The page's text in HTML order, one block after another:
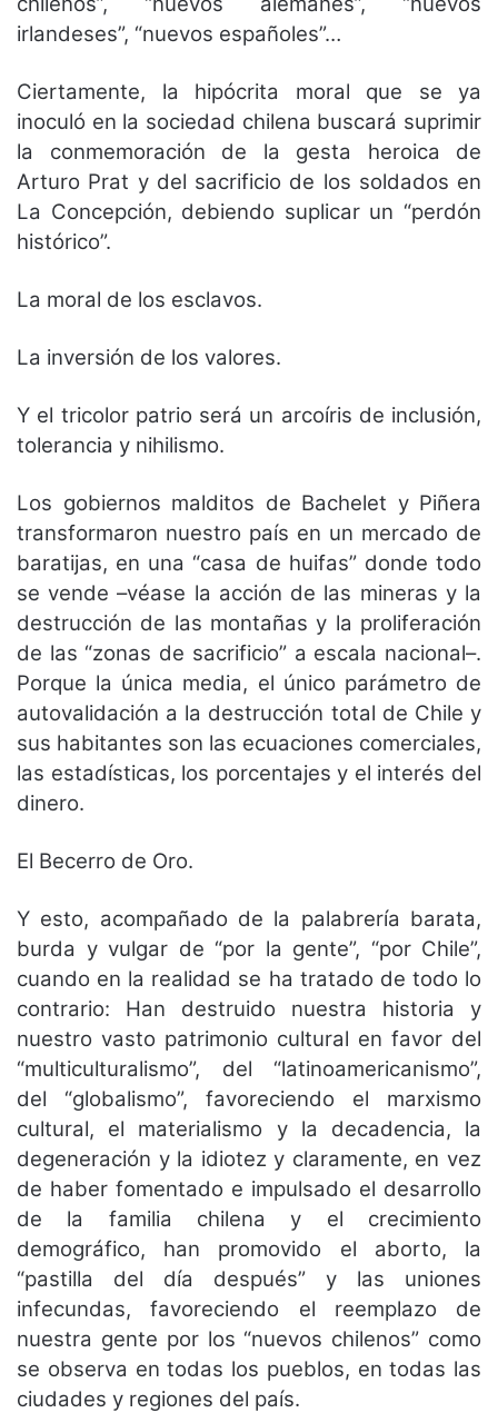
irlandeses”, “nuevos españoles”…
Ciertamente, la hipócrita moral que se ya
inoculó en la sociedad chilena buscará suprimir
la conmemoración de la gesta heroica de
Arturo Prat y del sacrificio de los soldados en
La Concepción, debiendo suplicar un “perdón
histórico”.
La moral de los esclavos.
La inversión de los valores.
Y el tricolor patrio será un arcoíris de inclusión,
tolerancia y nihilismo.
Los gobiernos malditos de Bachelet y Piñera
transformaron nuestro país en un mercado de
baratijas, en una “casa de huifas” donde todo
se vende –véase la acción de las mineras y la
destrucción de las montañas y la proliferación
de las “zonas de sacrificio” a escala nacional–.
Porque la única media, el único parámetro de
autovalidación a la destrucción total de Chile y
sus habitantes son las ecuaciones comerciales,
las estadísticas, los porcentajes y el interés del
dinero.
El Becerro de Oro.
Y esto, acompañado de la palabrería barata,
burda y vulgar de “por la gente”, “por Chile”,
cuando en la realidad se ha tratado de todo lo
contrario: Han destruido nuestra historia y
nuestro vasto patrimonio cultural en favor del
“multiculturalismo”, del “latinoamericanismo”,
del “globalismo”, favoreciendo el marxismo
cultural, el materialismo y la decadencia, la
degeneración y la idiotez y claramente, en vez
de haber fomentado e impulsado el desarrollo
de la familia chilena y el crecimiento
demográfico, han promovido el aborto, la
“pastilla del día después” y las uniones
infecundas, favoreciendo el reemplazo de
nuestra gente por los “nuevos chilenos” como
se observa en todas los pueblos, en todas las
ciudades y regiones del país.